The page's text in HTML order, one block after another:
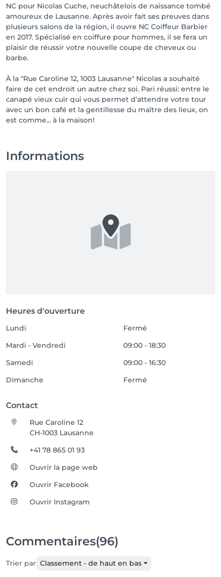
NC pour Nicolas Cuche, neuchâtelois de naissance tombé
amoureux de Lausanne. Après avoir fait ses preuves dans
plusieurs salons de la région, il ouvre NC Coiffeur Barbier
en 2017. Spécialisé en coiffure pour hommes, il se fera un
plaisir de réussir votre nouvelle coupe de cheveux ou
barbe.
À la "Rue Caroline 12, 1003 Lausanne" Nicolas a souhaité
faire de cet endroit un autre chez soi. Pari réussi: entre le
canapé vieux cuir qui vous permet d'attendre votre tour
avec un bon café et la gentillesse du maître des lieux, on
est comme... à la maison!
Informations
Heures d'ouverture
Lundi
Fermé
Mardi - Vendredi
09:00 - 18:30
Samedi
09:00 - 16:30
Dimanche
Fermé
Contact
Rue Caroline 12
CH-1003 Lausanne
+41 78 865 01 93
Ouvrir la page web
Ouvrir Facebook
Ouvrir Instagram
Commentaires(96)
Trier par Classement - de haut en bas